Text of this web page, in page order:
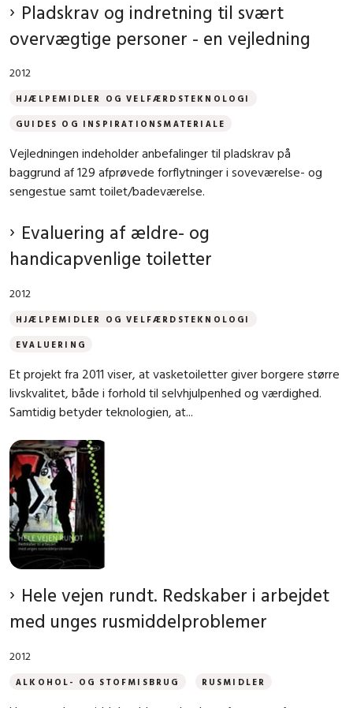
Pladskrav og indretning til svært
overvægtige personer - en vejledning
2012
HJÆLPEMIDLER OG VELFÆRDSTEKNOLOGI
GUIDES OG INSPIRATIONSMATERIALE
Vejledningen indeholder anbefalinger til pladskrav på
baggrund af 129 afprøvede forflytninger i soveværelse- og
sengestue samt toilet/badeværelse.
Evaluering af ældre- og
handicapvenlige toiletter
2012
HJÆLPEMIDLER OG VELFÆRDSTEKNOLOGI
EVALUERING
Et projekt fra 2011 viser, at vasketoiletter giver borgere større
livskvalitet, både i forhold til selvhjulpenhed og værdighed.
Samtidig betyder teknologien, at...
Hele vejen rundt. Redskaber i arbejdet
med unges rusmiddelproblemer
2012
ALKOHOL- OG STOFMISBRUG RUSMIDLER